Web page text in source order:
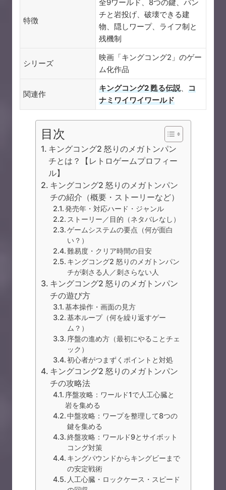
特徴
全9ワールド、8つの鍵、パン
チと岩投げ、破壊できる建
物、隠しワープ、ライフ制と
残機制
シリーズ
映画「キングコング2」のゲー
ム化作品
関連作
キングコング2 甦る伝説、 コ
ナミワイワイワールド
目次
キングコング2 怒りのメガトンパン
チとは？【レトロゲームプロフィー
ル】
キングコング2 怒りのメガトンパン
チの紹介（概要・ストーリーなど）
発売年・対応ハード・ジャンル
ストーリー／目的（ネタバレなし）
ゲームシステムの要点（何が面白
い？）
難易度・クリア時間の目安
キングコング2 怒りのメガトンパン
チが刺さる人／刺さらない人
キングコング2 怒りのメガトンパン
チの遊び方
基本操作・画面の見方
基本ループ（何を繰り返すゲー
ム？）
序盤の進め方（最初にやることチェ
ック）
初心者がつまずくポイントと対処
キングコング2 怒りのメガトンパン
チの攻略法
序盤攻略：ワールド1で人工心臓と
岩を集める
中盤攻略：ワープを整理して8つの
鍵を集める
終盤攻略：ワールド9とサイボット
コング対策
キングパウンドからキングビーまで
の安定戦術
人工心臓・ロックケース・スピード